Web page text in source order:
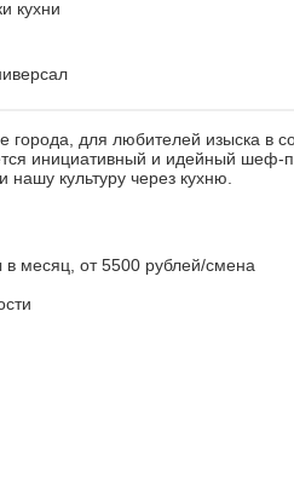
кухни
города, для любителей изыска в
инициативный и идейный шеф-
культуру через кухню.
месяц, от 5500 рублей/смена